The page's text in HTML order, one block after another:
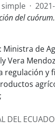
·
del cuórum.
Ministra de
Vera
regulación y
DEL